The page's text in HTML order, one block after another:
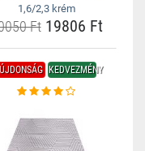
1,6/2,3 krém
Ft19806 Ft
ÚJDONSÁG KEDVEZMÉNY